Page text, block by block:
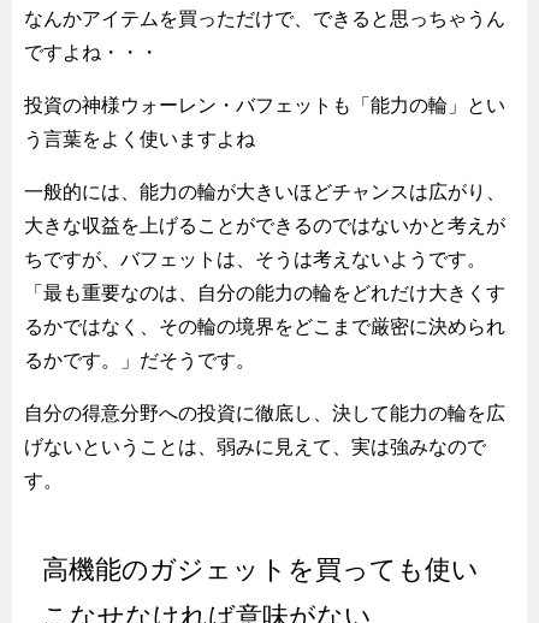
なんかアイテムを買っただけで、できると思っちゃうん
ですよね・・・
投資の神様ウォーレン・バフェットも「能力の輪」とい
う言葉をよく使いますよね
一般的には、能力の輪が大きいほどチャンスは広がり、
大きな収益を上げることができるのではないかと考えが
ちですが、バフェットは、そうは考えないようです。
「最も重要なのは、自分の能力の輪をどれだけ大きくす
るかではなく、その輪の境界をどこまで厳密に決められ
るかです。」だそうです。
自分の得意分野への投資に徹底し、決して能力の輪を広
げないということは、弱みに見えて、実は強みなので
す。
高機能のガジェットを買っても使い
こなせなければ意味がない